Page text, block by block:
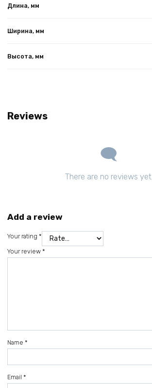
Длина, мм
Ширина, мм
Высота, мм
Reviews
There are no reviews yet.
Add a review
Your rating *
Your review *
Name *
Email *